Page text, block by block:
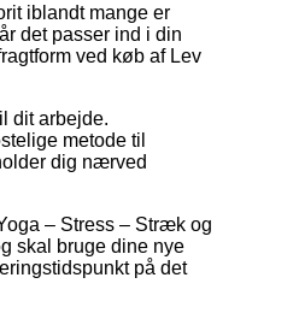
iblandt mange er
det passer ind i din
ved køb af Lev
dit arbejde.
metode til
dig nærved
– Stress – Stræk og
skal bruge dine nye
på det